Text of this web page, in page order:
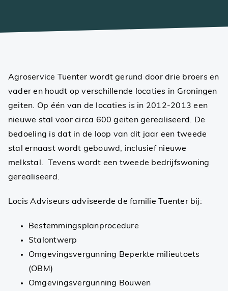
Agroservice Tuenter wordt gerund door drie broers en
vader en houdt op verschillende locaties in Groningen
geiten. Op één van de locaties is in 2012-2013 een
nieuwe stal voor circa 600 geiten gerealiseerd. De
bedoeling is dat in de loop van dit jaar een tweede
stal ernaast wordt gebouwd, inclusief nieuwe
melkstal. Tevens wordt een tweede bedrijfswoning
gerealiseerd.
Locis Adviseurs adviseerde de familie Tuenter bij:
Bestemmingsplanprocedure
Stalontwerp
Omgevingsvergunning Beperkte milieutoets
(OBM)
Omgevingsvergunning Bouwen